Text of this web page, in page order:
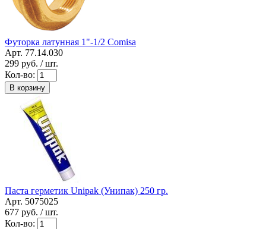
Футорка латунная 1"-1/2 Сomisa
Арт. 77.14.030
299 руб. / шт.
Кол-во:
В корзину
Паста герметик Unipak (Унипак) 250 гр.
Арт. 5075025
677 руб. / шт.
Кол-во: